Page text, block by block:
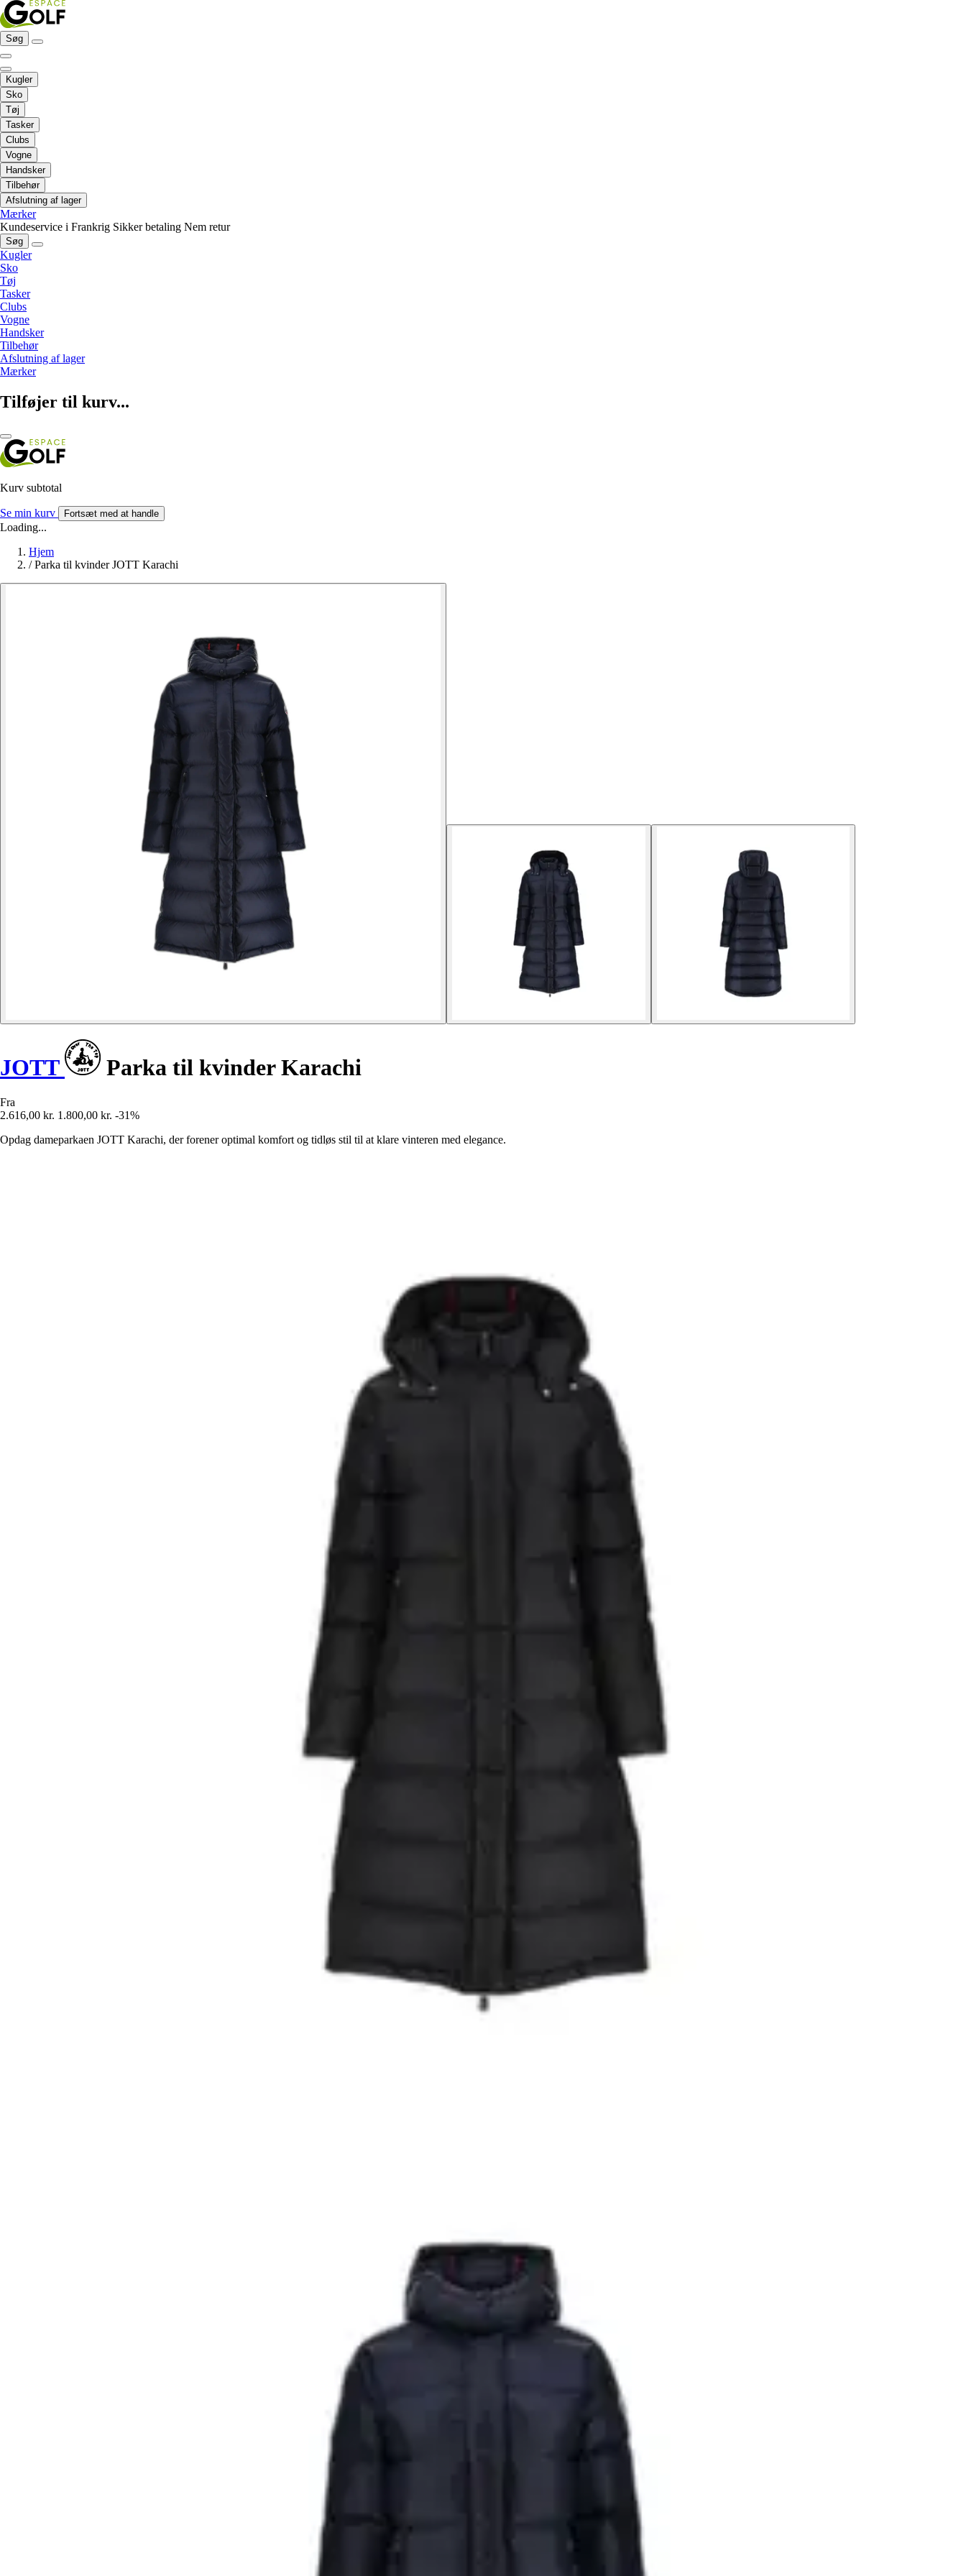
Søg
Kugler
Sko
Tøj
Tasker
Clubs
Vogne
Handsker
Tilbehør
Afslutning af lager
Mærker
Kundeservice i Frankrig Sikker betaling Nem retur
Søg
Kugler
Sko
Tøj
Tasker
Clubs
Vogne
Handsker
Tilbehør
Afslutning af lager
Mærker
Tilføjer til kurv...
Kurv subtotal
Se min kurv Fortsæt med at handle
Loading...
Hjem
/ Parka til kvinder JOTT Karachi
JOTT Parka til kvinder Karachi
Fra
2.616,00 kr. 1.800,00 kr. -31%
Opdag dameparkaen JOTT Karachi, der forener optimal komfort og tidløs stil til at klare vinteren med elegance.